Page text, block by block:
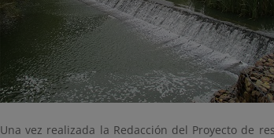
Una vez realizada la Redacción del Proyecto de